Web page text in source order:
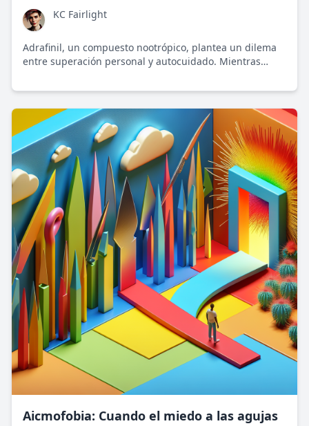
KC Fairlight
Adrafinil, un compuesto nootrópico, plantea un dilema
entre superación personal y autocuidado. Mientras
sobre la salud no es menor.
Aicmofobia: Cuando el miedo a las agujas